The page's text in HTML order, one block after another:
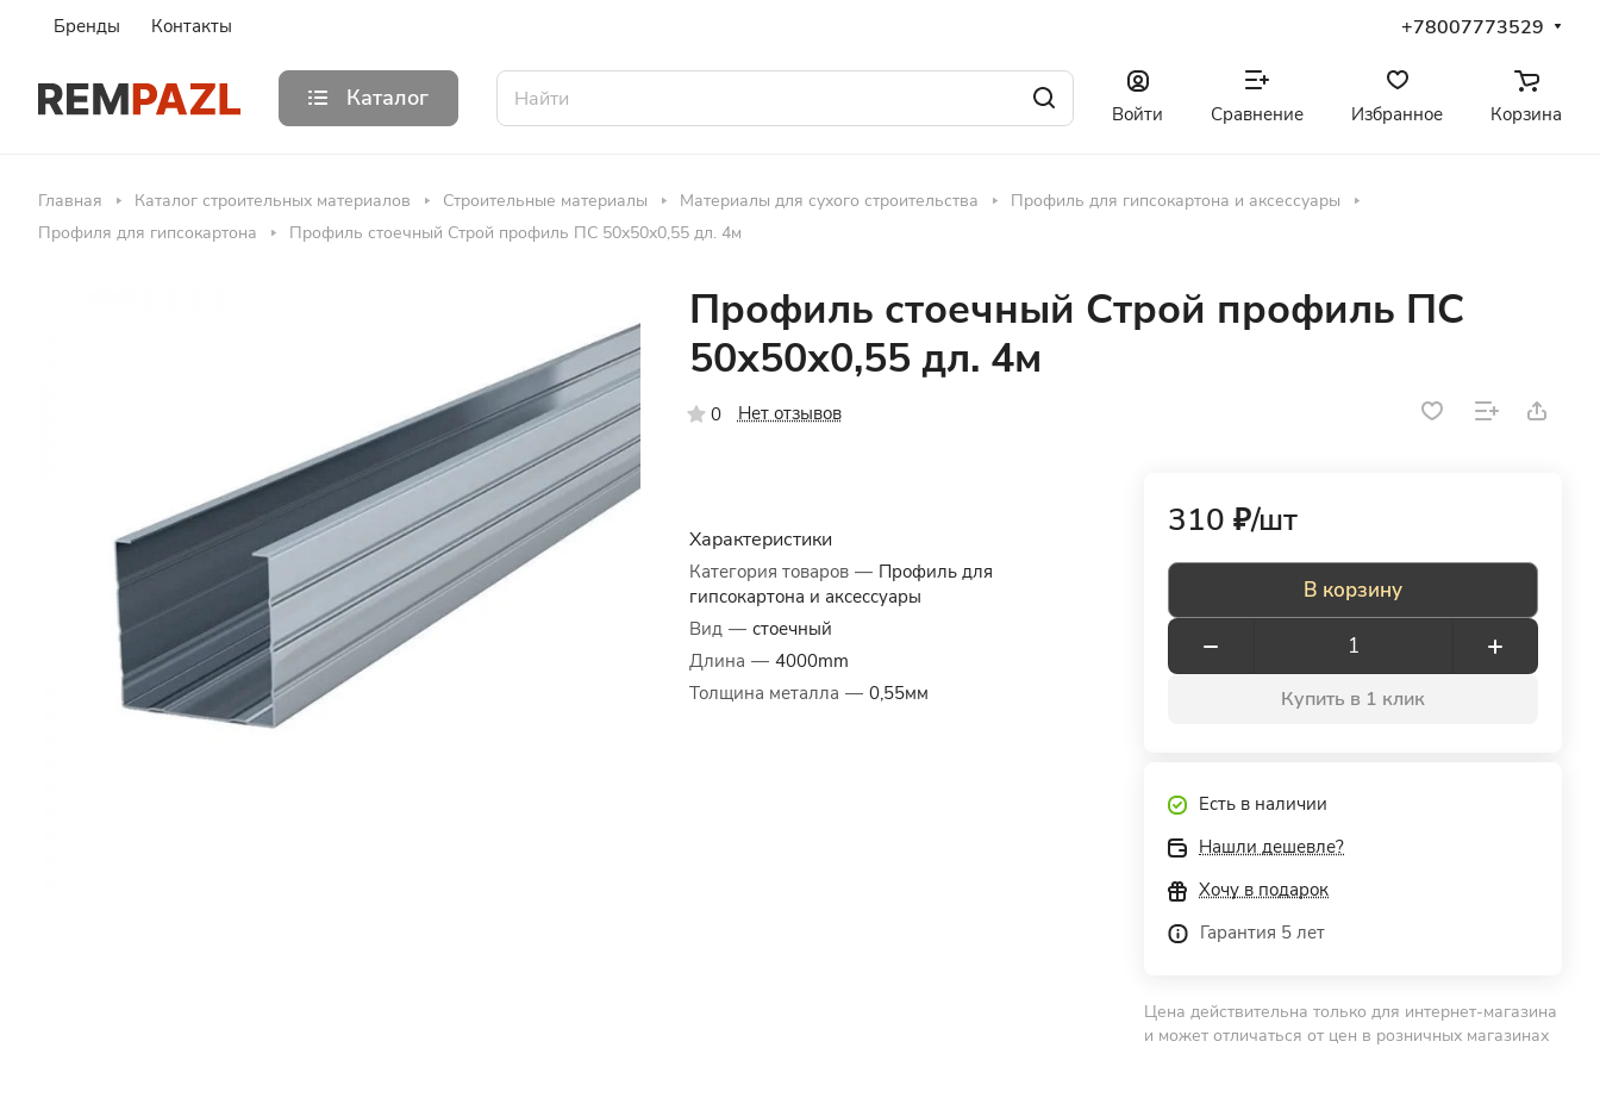
Бренды Контакты +78007773529
Каталог
Войти Сравнение Избранное Корзина
Главная Каталог строительных материалов Строительные материалы Материалы для сухого строительства
Профиль для гипсокартона и аксессуары
Профиля для гипсокартона
Профиль стоечный Строй профиль ПС 50х50х0,55 дл. 4м
Профиль стоечный Строй профиль ПС
50х50х0,55 дл. 4м
0 Нет отзывов
Характеристики
Категория товаров — Профиль для
гипсокартона и аксессуары
Вид — стоечный
Длина — 4000mm
Толщина металла — 0,55мм
310 ₽/шт
В корзину
Купить в 1 клик
Есть в наличии
Нашли дешевле?
Хочу в подарок
Гарантия 5 лет
Цена действительна только для интернет-магазина
и может отличаться от цен в розничных магазинах